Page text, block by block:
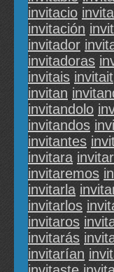
invitacio
invitación
invitador
invitadoras
invitais invitait
invitan
invitandolo
invitandos
invitantes
invitara
invitaremos
invitarla
invitarlos
invitaros
invitarás
invitarían